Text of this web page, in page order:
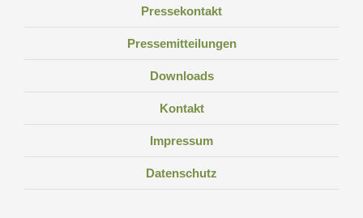
Pressekontakt
Pressemitteilungen
Downloads
Kontakt
Impressum
Datenschutz